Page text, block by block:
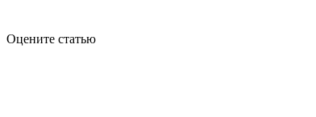
Оцените статью